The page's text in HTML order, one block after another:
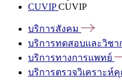
CUVIPCUVIP
บริการสังคม
บริการทดสอบและวิชา
บริการทางการแพทย์
บริการตรวจวิเคราะห์